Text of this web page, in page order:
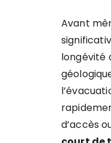
Avant
longévité
d’accès